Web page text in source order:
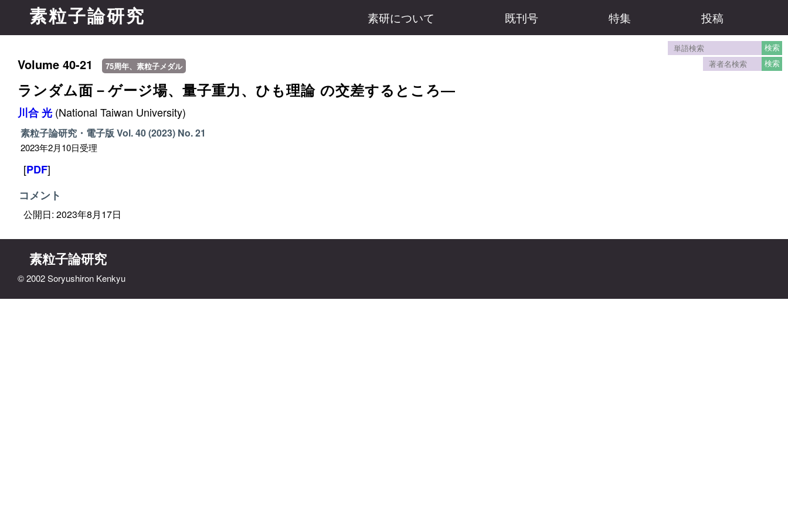
素粒子論研究 素研について 既刊号 特集 投稿
Volume 40-21 75周年、素粒子メダル
ランダム面－ゲージ場、量子重力、ひも理論 の交差するところ―
川合 光 (National Taiwan University)
素粒子論研究・電子版 Vol. 40 (2023) No. 21
2023年2月10日受理
[PDF]
コメント
公開日: 2023年8月17日
素粒子論研究
© 2002 Soryushiron Kenkyu